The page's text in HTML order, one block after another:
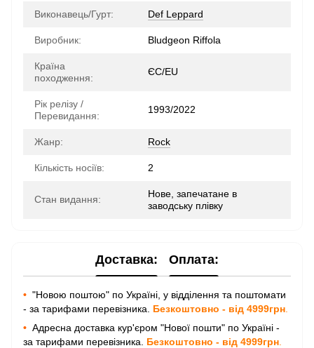
Виконавець/Гурт: Def Leppard
Виробник: Bludgeon Riffola
Країна
походження:
ЄС/EU
Рік релізу /
Перевидання:
1993/2022
Жанр: Rock
Кількість носіїв: 2
Стан видання:
Нове, запечатане в
заводську плівку
Доставка: Оплата:
• "Новою поштою" по Україні, у відділення та поштомати
- за тарифами перевізника. Безкоштовно - від 4999грн
• Адресна доставка кур'єром "Нової пошти" по Україні -
за тарифами перевізника. Безкоштовно - від 4999грн